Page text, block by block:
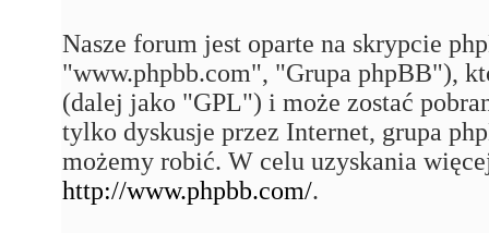
Nasze forum jest oparte na skrypcie
"www.phpbb.com", "Grupa phpBB"),
(dalej jako "GPL") i może zostać
tylko dyskusje przez Internet, grupa
możemy robić. W celu uzyskania
http://www.phpbb.com/.